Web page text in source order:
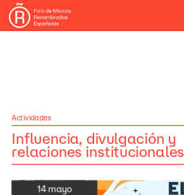
14 mayo
Actividades
Influencia, divulgación y
relaciones institucionales